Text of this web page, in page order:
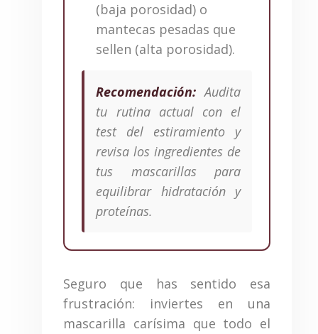
(baja porosidad) o
mantecas pesadas que
sellen (alta porosidad).
Recomendación: Audita
tu rutina actual con el
test del estiramiento y
revisa los ingredientes de
tus mascarillas para
equilibrar hidratación y
proteínas.
Seguro que has sentido esa
frustración: inviertes en una
mascarilla carísima que todo el